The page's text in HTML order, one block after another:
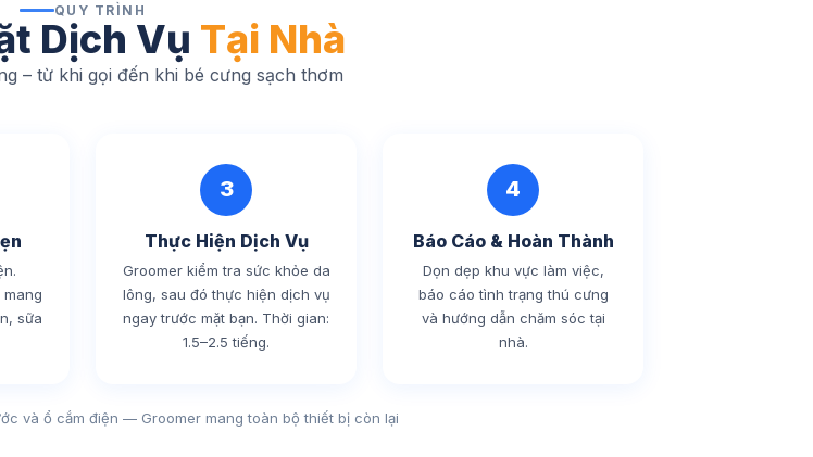
QUY TRÌNH
Dịch Vụ Tại Nhà
– từ khi gọi đến khi bé cưng sạch thơm
sữa
3
Thực Hiện Dịch Vụ
Groomer kiểm tra sức khỏe da
lông, sau đó thực hiện dịch vụ
ngay trước mặt bạn. Thời gian:
1.5–2.5 tiếng.
4
Báo Cáo & Hoàn Thành
Dọn dẹp khu vực làm việc,
báo cáo tình trạng thú cưng
và hướng dẫn chăm sóc tại
nhà.
và ổ cắm điện — Groomer mang toàn bộ thiết bị còn lại